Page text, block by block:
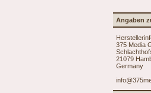
Angaben
375 Media
21079
Germany